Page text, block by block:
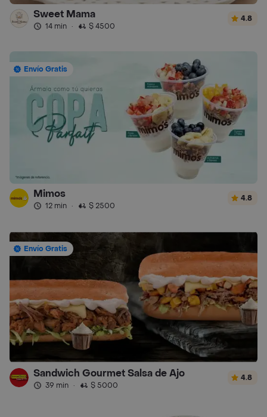
Sweet Mama
14 min · $ 4500
4.8
Envío Gratis
Mimos
12 min · $ 2500
4.8
Envío Gratis
Sandwich Gourmet Salsa de Ajo
39 min · $ 5000
4.8